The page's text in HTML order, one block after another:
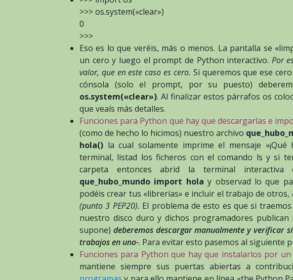
>>> os.system(«clear»)
0
>>>
Eso es lo que veréis, más o menos. La pantalla se
un cero y luego el prompt de Python interactivo. Por
valor, que en este caso es cero. Si queremos que ese
cónsola (solo el prompt, por su puesto)
os.system(«clear»). Al finalizar estos párrafos os
que veaís más detalles.
Funciones para Python que hay que descargarlas e
(como de hecho lo hicimos) nuestro archivo
hola() la cual solamente imprime el mensaje
terminal, listad los ficheros con el comando ls y si
carpeta entonces abrid la terminal
que_hubo_mundo import holay observad lo que
podéis crear tus «librerías» e incluir el trabajo de otros,
(punto 3 PEP20). El problema de esto es que si
nuestro disco duro y dichos programadores
supone) deberemos descargar manualmente y verificar
trabajos en uno-. Para evitar esto pasemos al siguiente
Funciones para Python que hay que instalarlos por
mantiene siempre sus puertas abiertas a